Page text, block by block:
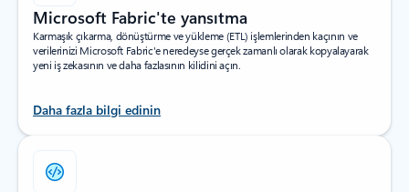
Microsoft Fabric'te yansıtma
Karmaşık çıkarma, dönüştürme ve yükleme (ETL) işlemlerinden kaçının ve
verilerinizi Microsoft Fabric'e neredeyse gerçek zamanlı olarak kopyalayarak
yeni iş zekasının ve daha fazlasının kilidini açın.
Daha fazla bilgi edinin